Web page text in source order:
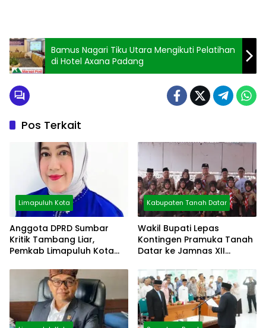
Bamus Nagari Tiku Utara Mengikuti Pelatihan
di Hotel Axana Padang
Pos Terkait
Limapuluh Kota
Anggota DPRD Sumbar
Kritik Tambang Liar,
Pemkab Limapuluh Kota
Kabupaten Tanah Datar
Wakil Bupati Lepas
Kontingen Pramuka Tanah
Datar ke Jamnas XII